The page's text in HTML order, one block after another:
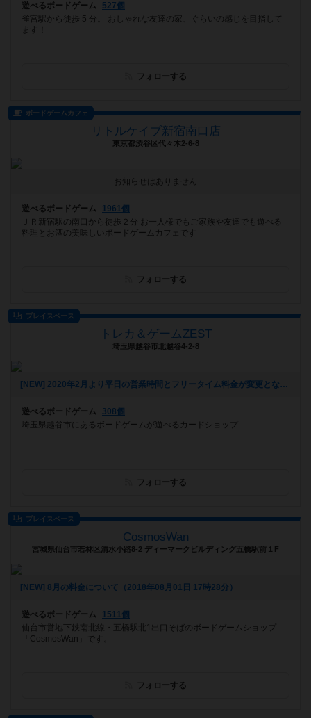
遊べるボードゲーム
527個
雀宮駅から徒歩 5 分。 おしゃれな友達の家、ぐらいの感じを目指して
ます！
フォローする
ボードゲームカフェ
リトルケイブ新宿南口店
東京都渋谷区代々木2-6-8
お知らせはありません
遊べるボードゲーム
1961個
ＪＲ新宿駅の南口から徒歩２分 お一人様でもご家族や友達でも遊べる
料理とお酒の美味しいボードゲームカフェです
フォローする
プレイスペース
トレカ＆ゲームZEST
埼玉県越谷市北越谷4-2-8
[NEW] 2020年2月より平日の営業時間とフリータイム料金が変更となりました（2020年01月31日 22時31分）
遊べるボードゲーム
308個
埼玉県越谷市にあるボードゲームが遊べるカードショップ
フォローする
プレイスペース
CosmosWan
宮城県仙台市若林区清水小路8-2 ディーマークビルディング五橋駅前１F
[NEW] 8月の料金について（2018年08月01日 17時28分）
遊べるボードゲーム
1511個
仙台市営地下鉄南北線・五橋駅北1出口そばのボードゲームショップ
「CosmosWan」です。
フォローする